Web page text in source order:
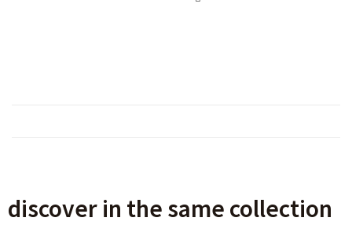
discover in the same collection